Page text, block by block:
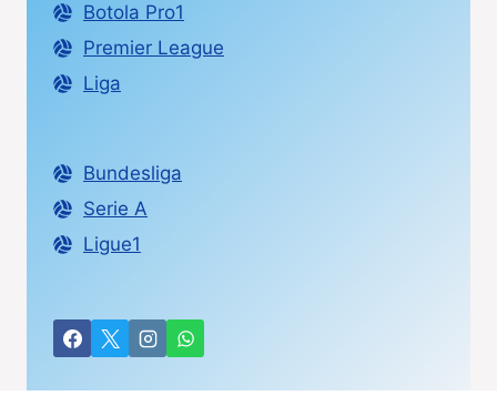
Botola Pro1
Premier League
Liga
Bundesliga
Serie A
Ligue1